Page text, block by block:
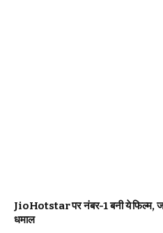
JioHotstar पर नंबर-1 बनी ये फिल्म,
धमाल